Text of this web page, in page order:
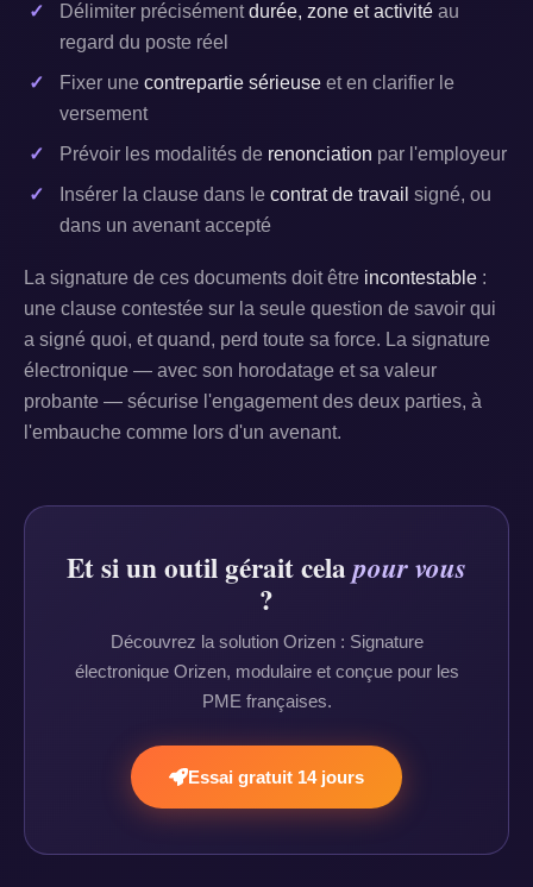
Délimiter précisémentdurée, zone et activité au
regard du poste réel
Fixer une contrepartie sérieuse et en clarifier le
versement
Prévoir les modalités de renonciation par l'employeur
Insérer la clause dans le contrat de travail signé, ou
dans un avenant accepté
La signature de ces documents doit être incontestable :
une clause contestée sur la seule question de savoir qui
a signé quoi, et quand, perd toute sa force. La signature
électronique — avec son horodatage et sa valeur
probante — sécurise l'engagement des deux parties, à
l'embauche comme lors d'un avenant.
Et si un outil gérait celapour vous
?
Découvrez la solution Orizen : Signature
électronique Orizen, modulaire et conçue pour les
PME françaises.
Essai gratuit 14 jours